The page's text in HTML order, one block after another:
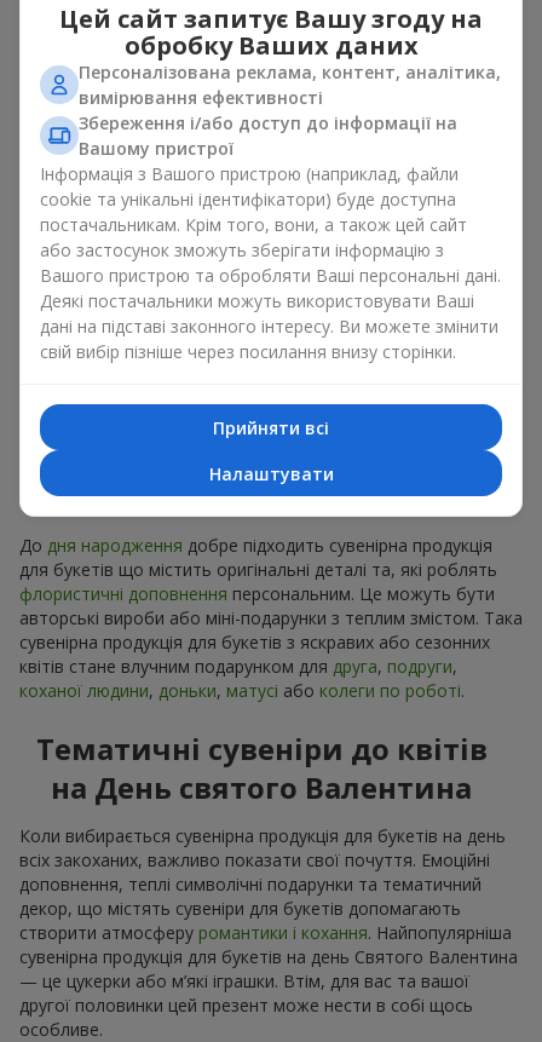
Для яскравих є сенс використати більш сміливі додаткові
акценти, як вишуканіцукеркичи дорогі сувеніри.
Сувенірна продукція для букетів повинна вибиратись,
враховуючи й привід, і людину, якій адресований подарунок.
Якщо сумніваєтесь, яка сувенірна продукція для букетів вам
потрібна — обирайте універсальні маленькі приємності,
широкий вибір яких знайдеться у нашому каталозі.
Сувеніри до букетів на різні свята
Свято задає настрій, а сувенірна продукція для букетів його
підкреслює. Саме тому сувеніри для квітів часто обирають з
урахуванням дати та події. В нашому асортименті
знайдеться сувенірна продукція для букетів, що підійде до
бюджет.
Сувенірна продукція до
букетів на День народження
До дня народження добре підходить сувенірна продукція
для букетів що містить оригінальні деталі та, які роблять
флористичні доповнення персональним. Це можуть бути
авторські вироби або міні-подарунки з теплим змістом. Така
сувенірна продукція для букетів з яскравих або сезонних
квітів стане влучним подарунком для друга, подруги,
коханої людини, доньки, матусі або колеги по роботі.
Тематичні сувеніри до квітів
на День святого Валентина
Коли вибирається сувенірна продукція для букетів на день
всіх закоханих, важливо показати свої почуття. Емоційні
доповнення, теплі символічні подарунки та тематичний
декор, що містять сувеніри для букетів допомагають
створити атмосферу романтики і кохання. Найпопулярніша
сувенірна продукція для букетів на день Святого Валентина
— це цукерки або м’які іграшки. Втім, для вас та вашої
другої половинки цей презент може нести в собі щось
особливе.
Цей сайт запитує Вашу згоду на
обробку Ваших даних
Персоналізована реклама, контент, аналітика,
вимірювання ефективності
Збереження і/або доступ до інформації на
Вашому пристрої
Інформація з Вашого пристрою (наприклад, файли
cookie та унікальні ідентифікатори) буде доступна
постачальникам. Крім того, вони, а також цей сайт
або застосунок зможуть зберігати інформацію з
Вашого пристрою та обробляти Ваші персональні дані.
Деякі постачальники можуть використовувати Ваші
дані на підставі законного інтересу. Ви можете змінити
свій вибір пізніше через посилання внизу сторінки.
Прийняти всі
Налаштувати